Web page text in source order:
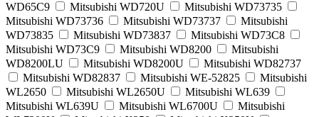
WD65C9
Mitsubishi WD720U
Mitsubishi WD73735
Mitsubishi WD73736
Mitsubishi WD73737
Mitsubishi
WD73835
Mitsubishi WD73837
Mitsubishi WD73C8
Mitsubishi WD73C9
Mitsubishi WD8200
Mitsubishi
WD8200LU
Mitsubishi WD8200U
Mitsubishi WD82737
Mitsubishi WD82837
Mitsubishi WE-52825
Mitsubishi
WL2650
Mitsubishi WL2650U
Mitsubishi WL639
Mitsubishi WL639U
Mitsubishi WL6700U
Mitsubishi